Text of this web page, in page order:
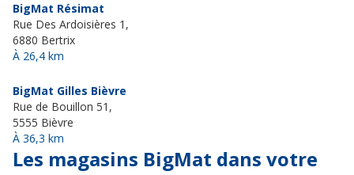
BigMat Résimat
Rue Des Ardoisières 1,
6880 Bertrix
À 26,4 km
BigMat Gilles Bièvre
Rue de Bouillon 51,
5555 Bièvre
À 36,3 km
Les magasins BigMat dans votre